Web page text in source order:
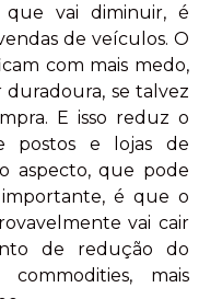
que vai diminuir, é
de veículos. O
com mais medo,
duradoura, se talvez
E isso reduz o
postos e lojas de
aspecto, que pode
é que o
vai cair
de redução do
mais